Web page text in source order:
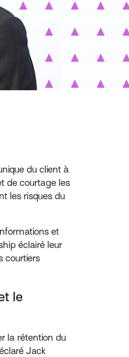
du client à
de courtage les
les risques du
et
éclairé leur
courtiers
le
la rétention du
Jack